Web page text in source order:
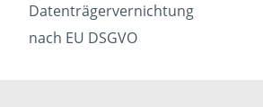
Datenträgervernichtung
nach EU DSGVO